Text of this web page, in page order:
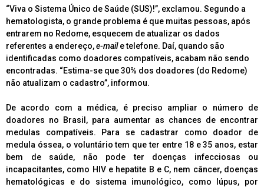
“Viva o Sistema Único de Saúde (SUS)!”, exclamou. Segundo a
hematologista, o grande problema é que muitas pessoas, após
entrarem no Redome, esquecem de atualizar os dados
referentes a endereço,e-maile telefone. Daí, quando são
identificadas como doadores compatíveis, acabam não sendo
encontradas. “Estima-se que 30% dos doadores (do Redome)
não atualizam o cadastro”, informou.
De acordo com a médica, é preciso ampliar o número de
doadores no Brasil, para aumentar as chances de encontrar
medulas compatíveis. Para se cadastrar como doador de
medula óssea, o voluntário tem que ter entre 18 e 35 anos, estar
bem de saúde, não pode ter doenças infecciosas ou
incapacitantes, como HIV e hepatite B e C, nem câncer, doenças
hematológicas e do sistema imunológico, como lúpus, por